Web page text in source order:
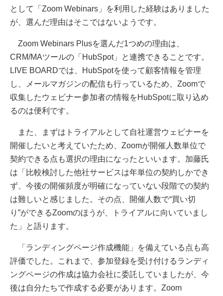
として「Zoom Webinars」を利用した経験はありました
が、選んだ理由はそこではないようです。
Zoom Webinars Plusを選んだ1つめの理由は、
CRM/MAツールの「HubSpot」と連携できることです。
LIVE BOARDでは、HubSpotを使って顧客情報を管理
し、メールマガジンの配信も行っているため、Zoomで
収集したウェビナー参加者の情報をHubSpotに取り込め
るのは便利です。
また、まずはトライアルとして自社運営ウェビナーを
開催したいと考えていたため、Zoomが開催人数単位で
契約できる点も選択の理由になったといいます。加藤氏
は「比較検討した他社サービスは年単位の契約しかでき
ず、今後の開催頻度が明確になっていない段階での契約
は難しいと感じました。その点、開催人数で“買い切
り”ができるZoomのほうが、トライアルに向いていまし
た」と語ります。
「ランディングページ作成機能」を備えている点も高
評価でした。これまで、参加登録を受け付けるランディ
ングページの作成は協力会社に委託していましたが、今
後は自分たちで作成する必要があります。Zoom